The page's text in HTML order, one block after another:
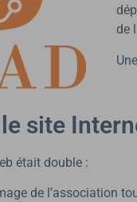
de
site
était double :
de l’association